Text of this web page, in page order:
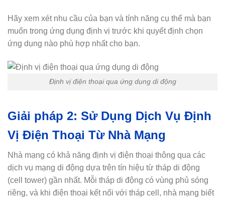
Hãy xem xét nhu cầu của bạn và tính năng cụ thể mà bạn
muốn trong ứng dụng định vị trước khi quyết định chọn
ứng dụng nào phù hợp nhất cho bạn.
Định vị điện thoại qua ứng dụng di động
Giải pháp 2: Sử Dụng Dịch Vụ Định
Vị Điện Thoại Từ Nhà Mạng
Nhà mạng có khả năng định vị điện thoại thông qua các
dịch vụ mạng di động dựa trên tín hiệu từ tháp di động
(cell tower) gần nhất. Mỗi tháp di động có vùng phủ sóng
riêng, và khi điện thoại kết nối với tháp cell, nhà mạng biết